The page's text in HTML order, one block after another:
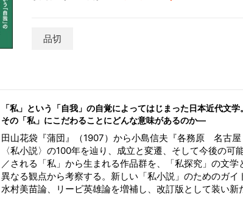
品切
「私」という「自我」の自覚によってはじまった日本近代文学。
その「私」にこだわることにどんな意味があるのか―
田山花袋『蒲団』（1907）から小島信夫『各務原 名古
〈私小説〉の100年を辿り、成立と変遷、そして今後の可
／される「私」から生まれる作品群を、「私探究」の文
異なる観点から考察する。新しい「私小説」のためのガイ
水村美苗論、リービ英雄論を増補し、改訂版として装い新